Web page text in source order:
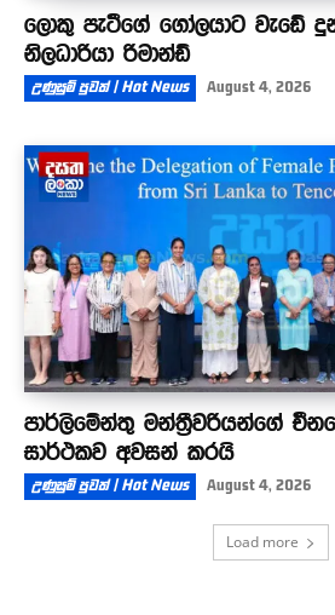
ලොකු පැටීගේ ගෝලයාට වැඩේ
නිලධාරියා රිමාන්ඩ්
උණුසුම් පුවත් | Hot News August 4, 2026
පාර්ලිමේන්තු මන්ත්‍රීවරියන්ගේ
සාර්ථකව අවසන් කරයි
උණුසුම් පුවත් | Hot News August 4, 2026
Load more